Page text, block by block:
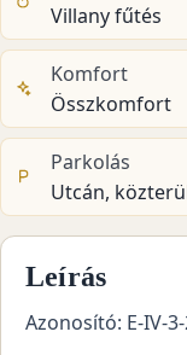
Villany fűtés
Komfort
Összkomfort
Parkolás
Utcán,
Leírás
Azonosító: E-IV-